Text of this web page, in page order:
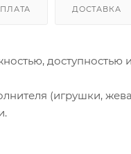
ДОСТАВКА
доступностью
(игрушки,